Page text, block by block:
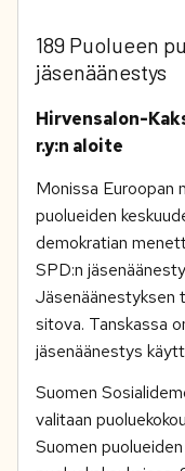
189 Puolueen
jäsenäänestys
Hirvensalon-
r.y:n aloite
Monissa Euroopan
puolueiden
demokratian
SPD:n
Jäsenäänestyksen
sitova. Tanskassa
jäsenäänestys
Suomen
valitaan
Suomen